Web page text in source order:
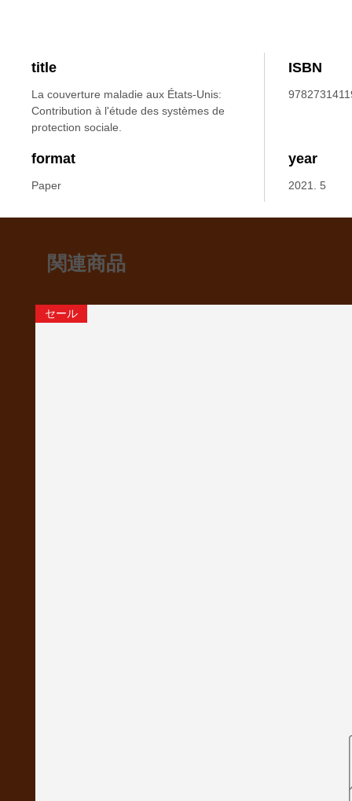
title
La couverture maladie aux États-Unis:
Contribution à l'étude des systèmes de
protection sociale.
ISBN
format
Paper
year
2021. 5
関連商品
セール